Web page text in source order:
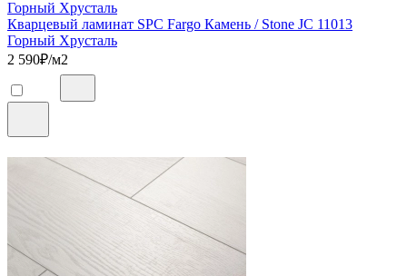
Кварцевый ламинат SPC Fargo Камень / Stone JC 11013
Горный Хрусталь
2 590₽/м2